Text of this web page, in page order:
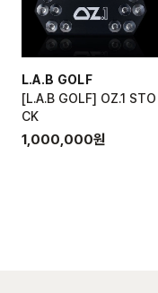
L.A.B GOLF
[L.A.B GOLF] OZ.1 STO
CK
1,000,000원